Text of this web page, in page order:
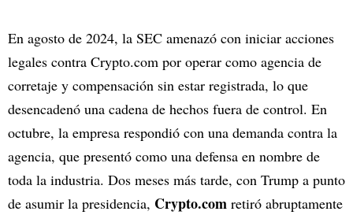
En agosto de 2024, la SEC amenazó con iniciar acciones
legales contra Crypto.com por operar como agencia de
corretaje y compensación sin estar registrada, lo que
desencadenó una cadena de hechos fuera de control. En
octubre, la empresa respondió con una demanda contra la
agencia, que presentó como una defensa en nombre de
toda la industria. Dos meses más tarde, con Trump a punto
de asumir la presidencia, Crypto.com retiró abruptamente